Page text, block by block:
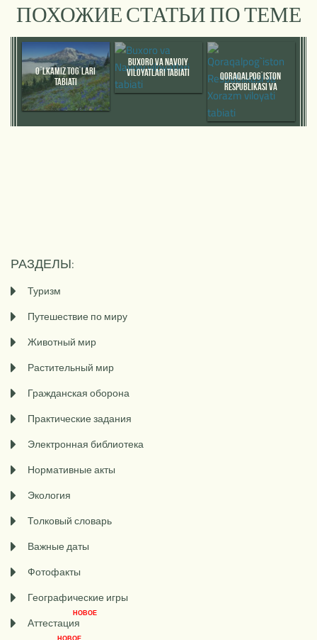
ПОХОЖИЕ СТАТЬИ ПО ТЕМЕ
O`LKAMIZ TOG`LARI
TABIATI
BUXORO VA NAVOIY
VILOYATLARI TABIATI
QORAQALPOG`ISTON
RESPUBLIKASI VA
XORAZM VILOYATI TABIATI
РАЗДЕЛЫ:
Туризм
Путешествие по миру
Животный мир
Растительный мир
Гражданская оборона
Практические задания
Электронная библиотека
Нормативные акты
Экология
Толковый словарь
Важные даты
Фотофакты
Географические игры
Аттестация
НОВОЕ